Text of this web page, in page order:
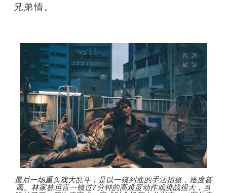
兄弟情。
最后一场重头戏大乱斗，是以一镜到底的手法拍摄，难度甚
高。林家栋坦言一镜过7分钟的高难度动作戏挑战很大，当